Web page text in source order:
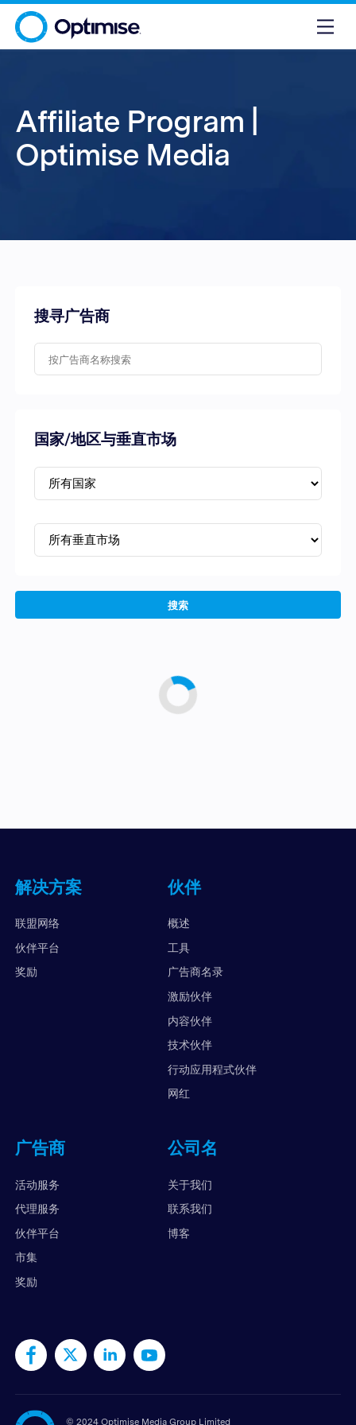
Affiliate Program |
Optimise Media
搜寻广告商
国家/地区与垂直市场
搜索
解决方案
联盟网络
伙伴平台
奖励
伙伴
概述
工具
广告商名录
激励伙伴
内容伙伴
技术伙伴
行动应用程式伙伴
网红
广告商
活动服务
代理服务
伙伴平台
市集
奖励
公司名
关于我们
联系我们
博客
© 2024 Optimise Media Group Limited